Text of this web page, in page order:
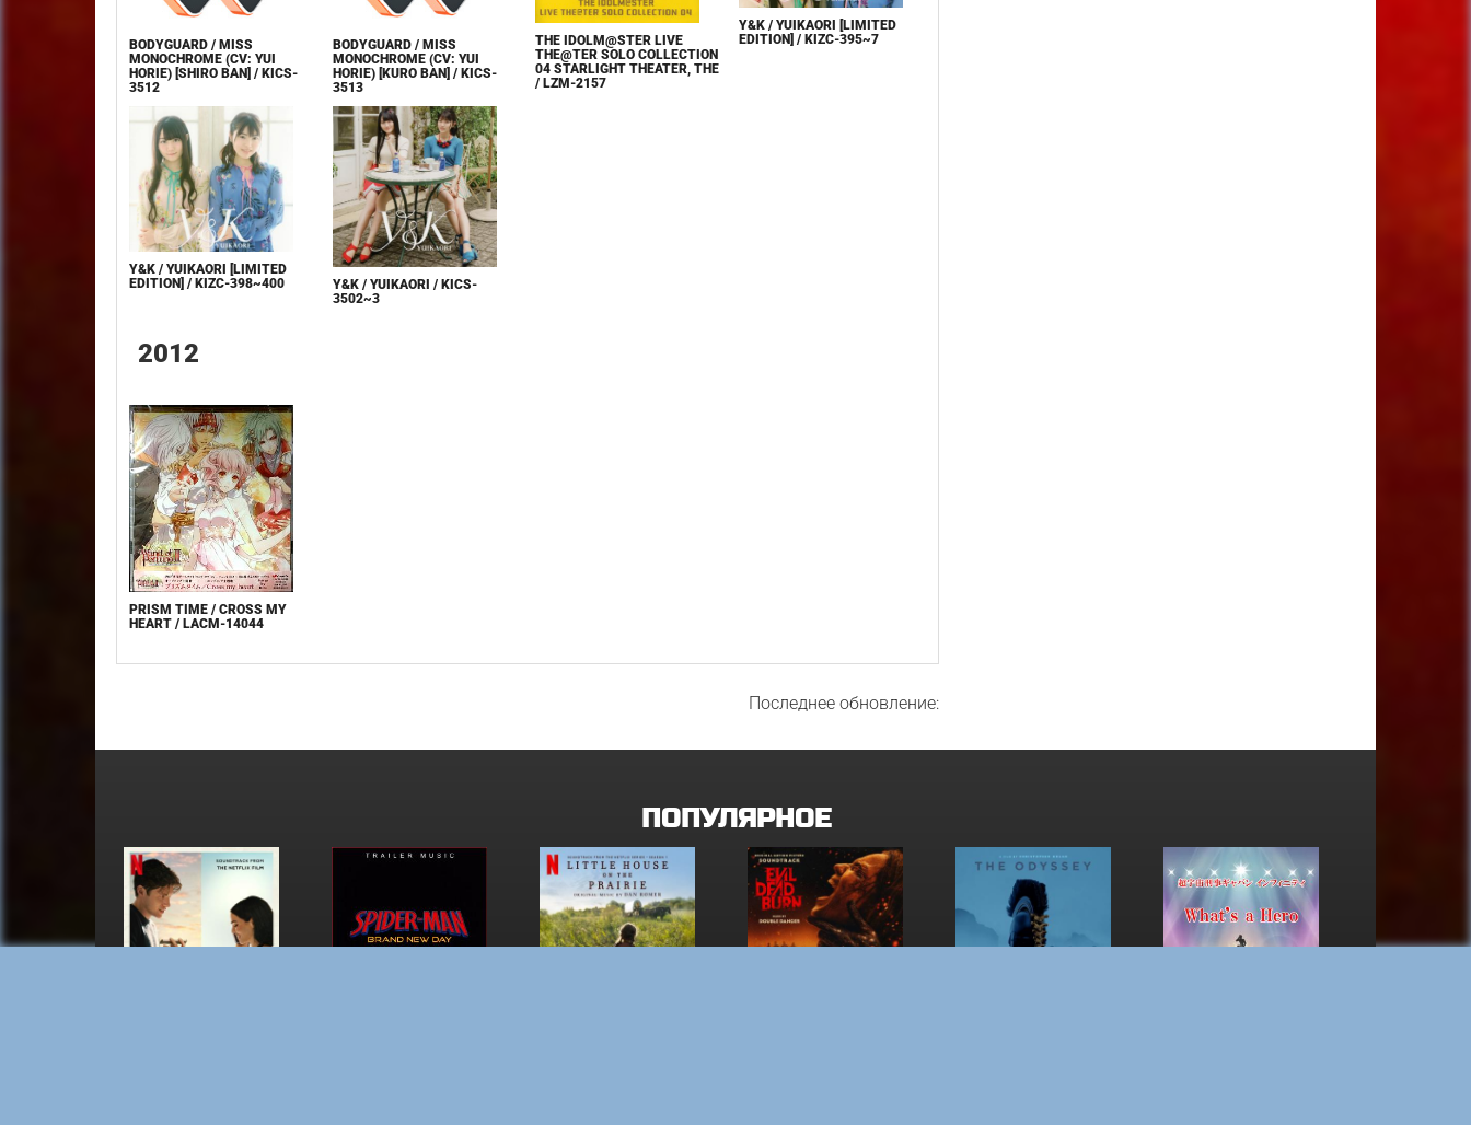
BODYGUARD / MISS
MONOCHROME (CV: YUI
HORIE) [SHIRO BAN] / KICS-
3512
BODYGUARD / MISS
MONOCHROME (CV: YUI
HORIE) [KURO BAN] / KICS-
3513
THE IDOLM@STER LIVE
THE@TER SOLO COLLECTION
04 STARLIGHT THEATER, THE
/ LZM-2157
Y&K / YUIKAORI [LIMITED
EDITION] / KIZC-395~7
Y&K / YUIKAORI [LIMITED
EDITION] / KIZC-398~400
Y&K / YUIKAORI / KICS-
3502~3
2012
PRISM TIME / CROSS MY
HEART / LACM-14044
Последнее обновление:
ПОПУЛЯРНОЕ